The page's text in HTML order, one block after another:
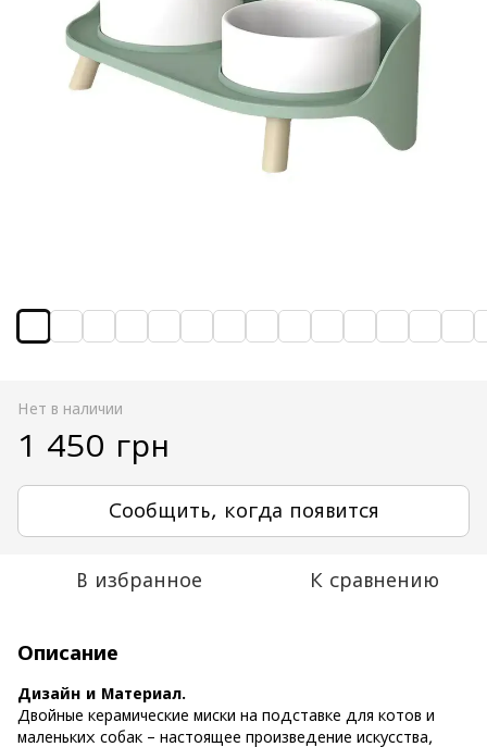
Нет в наличии
1 450 грн
Сообщить, когда появится
В избранное К сравнению
Описание
Дизайн и Материал.
Двойные керамические миски на подставке для котов и
маленьких собак – настоящее произведение искусства,